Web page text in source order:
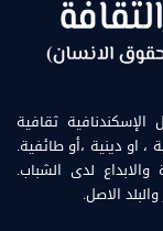
ثقافية
، او دينية ،أو طائفية.
لدى الشباب.
الاصل.